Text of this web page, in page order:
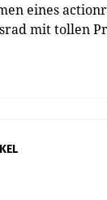
eines
mit tollen